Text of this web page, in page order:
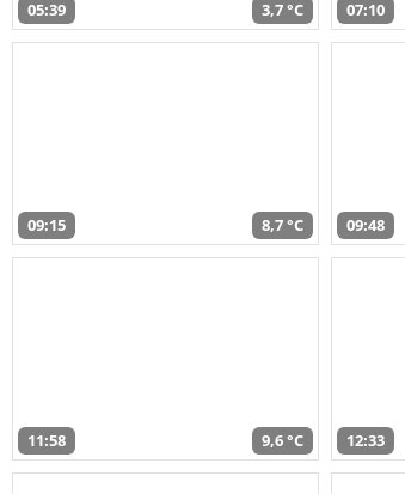
05:39 3,7 °C 07:10
09:15 8,7 °C 09:48
11:58 9,6 °C 12:33